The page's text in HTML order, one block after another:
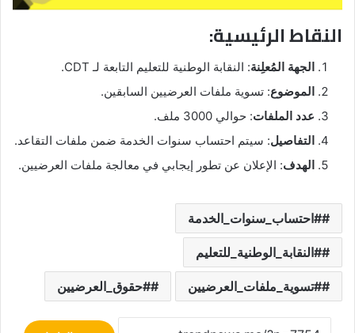
النقاط الرئيسية:
الجهة المُعلِنة: النقابة الوطنية للتعليم التابعة لـ CDT.
الموضوع: تسوية ملفات العرضيين السابقين.
عدد الملفات: حوالي 3000 ملف.
التفاصيل: سيتم احتساب سنوات الخدمة ضمن ملفات التقاعد.
الهدف: الإعلان عن تطور إيجابي في معالجة ملفات العرضيين.
#احتساب_سنوات_الخدمة
#النقابة_الوطنية_للتعليم
#تسوية_ملفات_العرضيين #حقوق_العرضيين